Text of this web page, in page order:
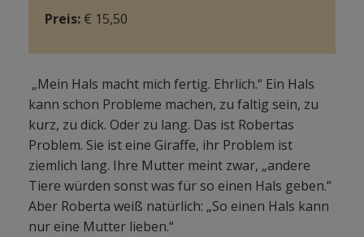
Preis: € 15,50
„Mein Hals macht mich fertig. Ehrlich.“ Ein Hals
kann schon Probleme machen, zu faltig sein, zu
kurz, zu dick. Oder zu lang. Das ist Robertas
Problem. Sie ist eine Giraffe, ihr Problem ist
ziemlich lang. Ihre Mutter meint zwar, „andere
Tiere würden sonst was für so einen Hals geben.“
Aber Roberta weiß natürlich: „So einen Hals kann
nur eine Mutter lieben.“